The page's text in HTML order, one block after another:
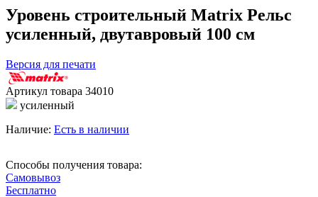
Уровень строительный Matrix Рельс
усиленный, двутавровый 100 см
Версия для печати
Артикул товара 34010
усиленный
Наличие: Есть в наличии
Способы получения товара:
Самовывоз
Бесплатно